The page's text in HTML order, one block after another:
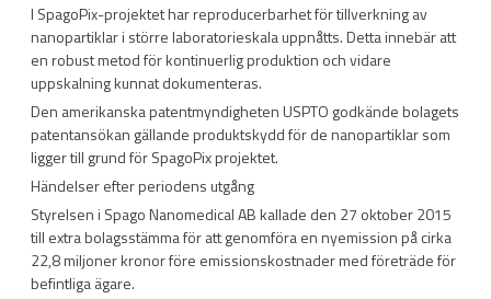
I SpagoPix-projektet har reproducerbarhet för tillverkning av
nanopartiklar i större laboratorieskala uppnåtts. Detta innebär att
en robust metod för kontinuerlig produktion och vidare
uppskalning kunnat dokumenteras.
Den amerikanska patentmyndigheten USPTO godkände bolagets
patentansökan gällande produktskydd för de nanopartiklar som
ligger till grund för SpagoPix projektet.
Händelser efter periodens utgång
Styrelsen i Spago Nanomedical AB kallade den 27 oktober 2015
till extra bolagsstämma för att genomföra en nyemission på cirka
22,8 miljoner kronor före emissionskostnader med företräde för
befintliga ägare.